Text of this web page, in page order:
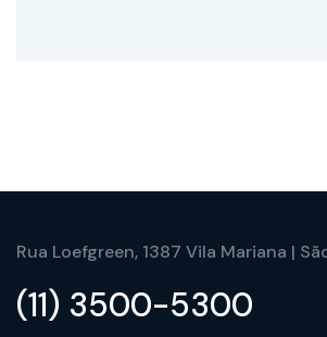
Rua Loefgreen, 1387 Vila Mariana |
(11) 3500-5300